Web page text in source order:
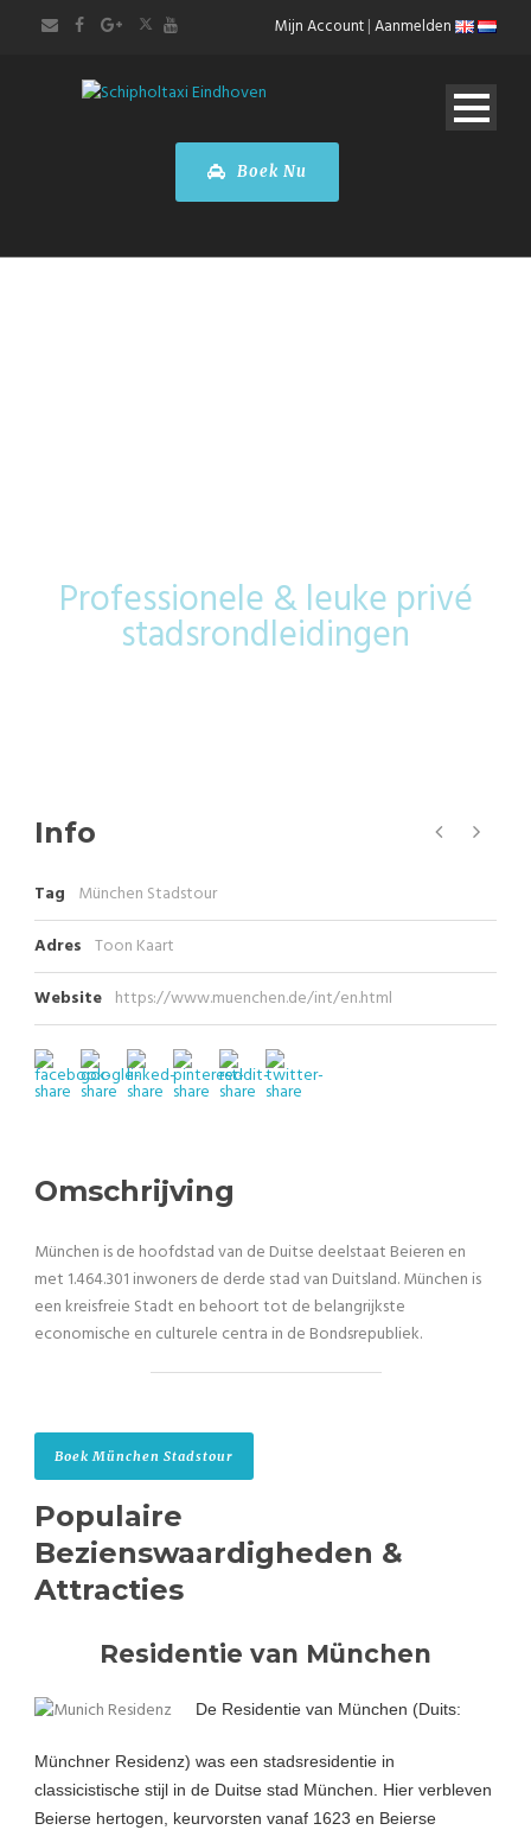
Mijn Account|Aanmelden
Boek Nu
Professionele & leuke privé
stadsrondleidingen
Info
Tag München Stadstour
Adres Toon Kaart
Website https://www.muenchen.de/int/en.html
Omschrijving
München is de hoofdstad van de Duitse deelstaat Beieren en
met 1.464.301 inwoners de derde stad van Duitsland. München is
een kreisfreie Stadt en behoort tot de belangrijkste
economische en culturele centra in de Bondsrepubliek.
Boek München Stadstour
Populaire
Bezienswaardigheden &
Attracties
Residentie van München
De Residentie van München (Duits:
Münchner Residenz) was een stadsresidentie in
classicistische stijl in de Duitse stad München. Hier verbleven
Beierse hertogen, keurvorsten vanaf 1623 en Beierse